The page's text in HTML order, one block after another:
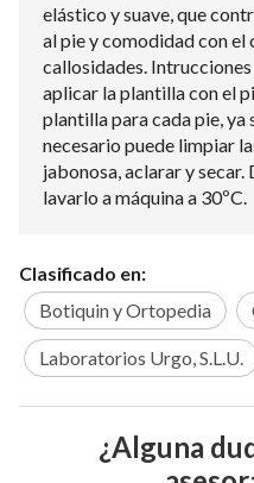
elástico y suave, que
al pie y comodidad con el
callosidades.
aplicar la plantilla con el
plantilla para cada pie, ya
necesario puede limpiar
jabonosa, aclarar y
lavarlo a máquina a 30ºC.
Clasificado en:
Botiquin y Ortopedia
Laboratorios Urgo, S.L.U.
¿Alguna